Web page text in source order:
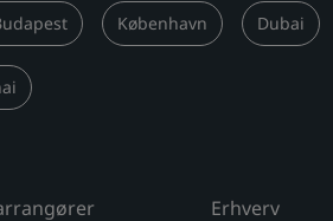
København Dubai
Erhverv